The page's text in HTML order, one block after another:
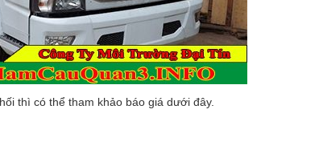
thì có thể tham khảo báo giá dưới đây.